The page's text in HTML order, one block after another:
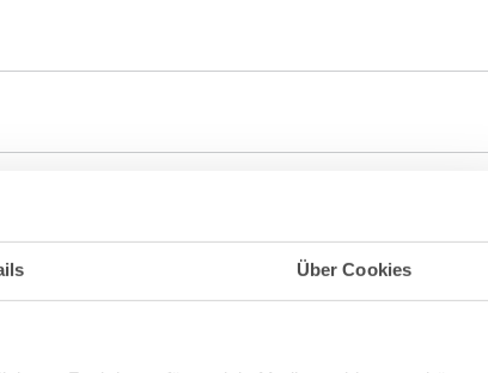
Über Cookies
premiers secours en cas d'un accident électrique.